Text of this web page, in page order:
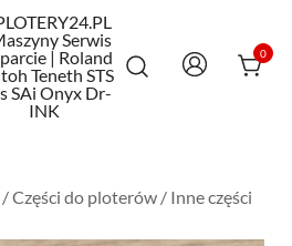
STS INKS SAI ONYX DR-INK
0
/Części do ploterów / Inne części